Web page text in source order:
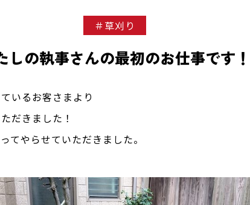
＃草刈り
しの執事さんの最初のお仕事です！
いるお客さまより
だきました！
てやらせていただきました。